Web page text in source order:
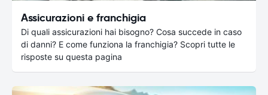
Assicurazioni e franchigia
Di quali assicurazioni hai bisogno? Cosa succede in caso
di danni? E come funziona la franchigia? Scopri tutte le
risposte su questa pagina